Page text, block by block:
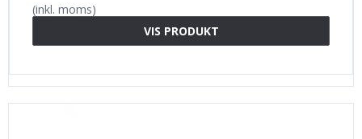
(inkl. moms)
VIS PRODUKT